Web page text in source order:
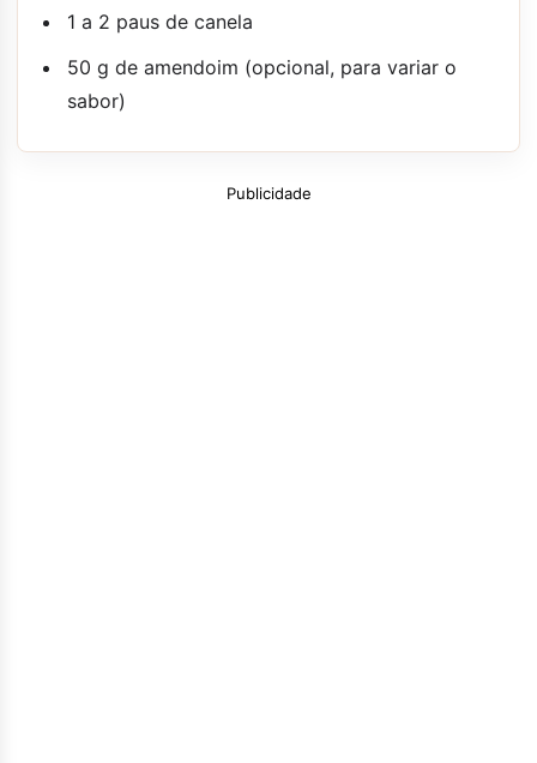
1 a 2 paus de canela
50 g de amendoim (opcional, para variar o
sabor)
Publicidade